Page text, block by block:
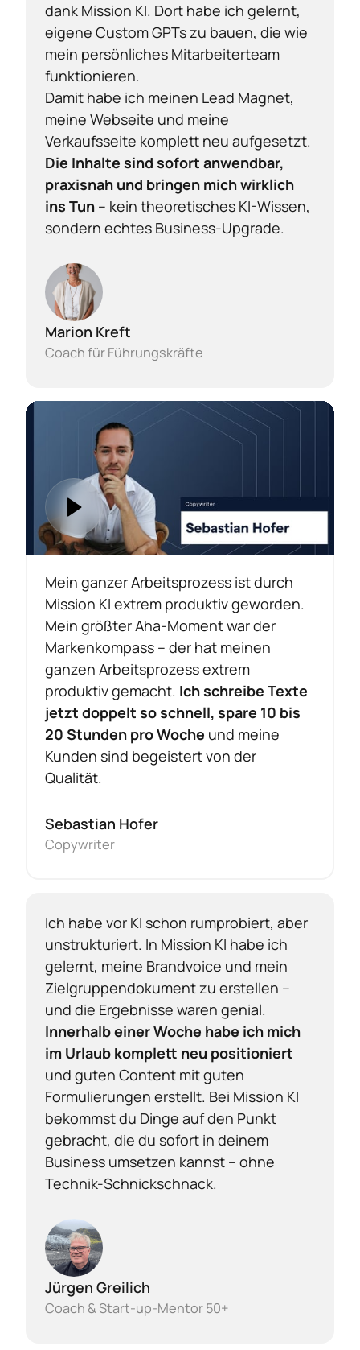
dank Mission KI. Dort habe ich gelernt,
eigene Custom GPTs zu bauen, die wie
mein persönliches Mitarbeiterteam
funktionieren.
Damit habe ich meinen Lead Magnet,
meine Webseite und meine
Die Inhalte sind sofort anwendbar,
praxisnah und bringen mich wirklich
ins Tun – kein theoretisches KI-Wissen,
sondern echtes Business-Upgrade.
Marion Kreft
Coach für Führungskräfte
Mein ganzer Arbeitsprozess ist durch
Mission KI extrem produktiv geworden.
Mein größter Aha-Moment war der
Markenkompass – der hat meinen
ganzen Arbeitsprozess extrem
produktiv gemacht. Ich schreibe Texte
jetzt doppelt so schnell, spare 10 bis
20 Stunden pro Woche und meine
Kunden sind begeistert von der
Qualität.
Sebastian Hofer
Copywriter
Ich habe vor KI schon rumprobiert, aber
unstrukturiert. In Mission KI habe ich
gelernt, meine Brandvoice und mein
Zielgruppendokument zu erstellen –
Innerhalb einer Woche habe ich mich
im Urlaub komplett neu positioniert
und guten Content mit guten
Formulierungen erstellt. Bei Mission KI
bekommst du Dinge auf den Punkt
gebracht, die du sofort in deinem
Business umsetzen kannst – ohne
Technik-Schnickschnack.
Jürgen Greilich
Coach & Start-up-Mentor 50+